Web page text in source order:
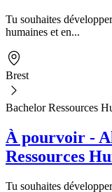
Tu souhaites
humaines et en...
Brest
Bachelor Ressources
À pourvoir -
Ressources
Tu souhaites